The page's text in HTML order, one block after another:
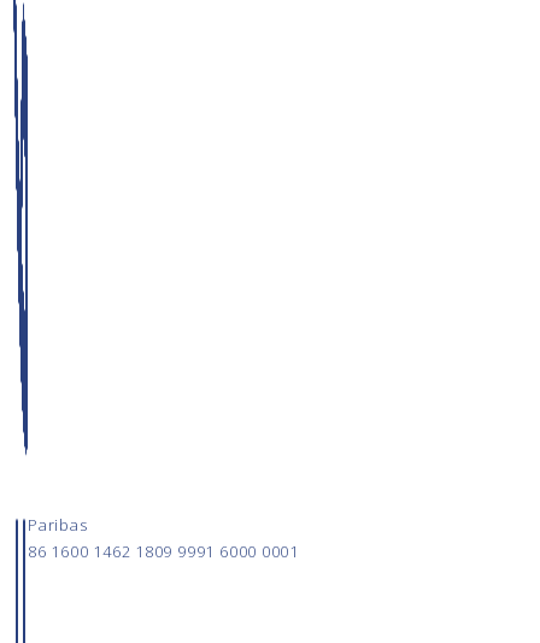
Paribas
86 1600 1462 1809 9991 6000 0001